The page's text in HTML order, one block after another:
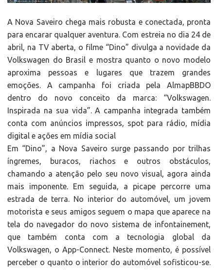
A Nova Saveiro chega mais robusta e conectada, pronta
para encarar qualquer aventura. Com estreia no dia 24 de
abril, na TV aberta, o filme “Dino” divulga a novidade da
Volkswagen do Brasil e mostra quanto o novo modelo
aproxima pessoas e lugares que trazem grandes
emoções. A campanha foi criada pela AlmapBBDO
dentro do novo conceito da marca: “Volkswagen.
Inspirada na sua vida”. A campanha integrada também
conta com anúncios impressos, spot para rádio, mídia
digital e ações em mídia social
Em “Dino”, a Nova Saveiro surge passando por trilhas
íngremes, buracos, riachos e outros obstáculos,
chamando a atenção pelo seu novo visual, agora ainda
mais imponente. Em seguida, a picape percorre uma
estrada de terra. No interior do automóvel, um jovem
motorista e seus amigos seguem o mapa que aparece na
tela do navegador do novo sistema de infontainement,
que também conta com a tecnologia global da
Volkswagen, o App-Connect. Neste momento, é possível
perceber o quanto o interior do automóvel sofisticou-se.